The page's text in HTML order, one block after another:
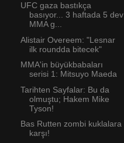
UFC gaza bastıkça
basıyor... 3 haftada 5 dev
MMA g...
Alistair Overeem: "Lesnar
ilk roundda bitecek"
MMA'in büyükbabaları
serisi 1: Mitsuyo Maeda
Tarihten Sayfalar: Bu da
olmuştu; Hakem Mike
Tyson!
Bas Rutten zombi kuklalara
karşı!